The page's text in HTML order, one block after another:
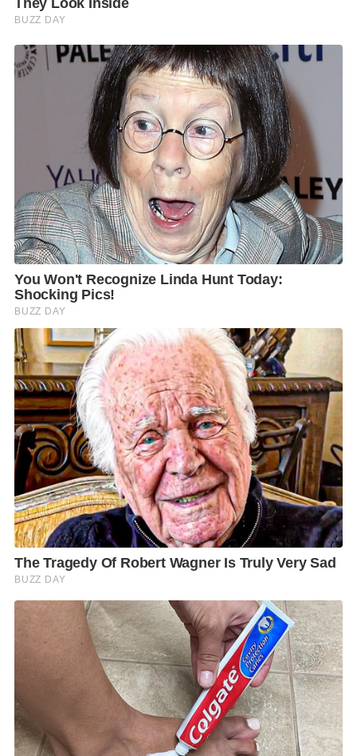
พัฒนาเครื่องมือคำนวณค่าการลดก๊าซเรือนกระจกบน
ใช้งานง่าย สามารถดาวน์โหลดข้อมูลย้อนหลังมาจัดทำ
เป็นรายงานต่างๆ ได้อย่างง่าย นอกจากนี้ ยังนำเสนอ
ความรู้เกี่ยวกับหลักการ6 Caresและเทคนิคการลดโลก
ร้อนในรูปแบบบทความ อินโฟกราฟิก และคลิปวิดีโอ อีก
ตลาดหลักทรัพย์ฯ ให้ความสำคัญอย่างยิ่งในเรื่องการ
พัฒนาอย่างยั่งยืน บนหลักการTriple Bottom Line
(People-Planet-Profit)โดยเฉพาะอย่างยิ่งในด้านสิ่ง
แวดล้อม โดยขับเคลื่อนการทำงานผ่านSET Social
Impact Platformทั้งนี้ เป็นทั้งการขับเคลื่อนร่วมกับธุรกิจ
เพื่อสังคม ( social enterprise)
หลากมิติ หลายประเด็น และการริเริ่มโครงการร่วมกับ
พันธมิตรอื่นๆ ในเรื่องสิ่งแวดล้อม (Climate Action)
ภาย
ใต้แนวคิดหลัก “ร่วมดูแล (Care)ร่วมสร้างความ
เปลี่ยนแปลง (Change)”
ทั้งนี้ เครื่องมือ Digital Eco Calculator Kitนี้ จะช่วย
ขยายโครงการให้เกิดความมีส่วนร่วมในการลดโลกร้อน
หรือเปลี่ยนพฤติกรรมเพื่อลดก๊าซเรือนกระจก ให้แพร่
หลายมากขึ้น ตลาดหลักทรัพย์ฯ มุ่งหวังให้“วิถี”หรือการ
มีไลฟ์สไตล์ที่ใส่ใจในเรื่องดังกล่าว เป็นค่านิยมของสังคม
ไทย โดยในปี2563 จะมีการขยายผลการใช้เครื่องมือนี้ไป
ยังชุมชน ที่มีการจัดการท่องเที่ยวแบบคาร์บอนต่ำ (Low
Carbon Tourism)
ต่างๆ”นางสาวนพเก้ากล่าวเพิ่มเติม
องค์กรที่สนใจเข้าร่วมโครงการCare the Bearสามารถดู
ข้อมูลได้ที่
www.setsocialimpact.comหรือFacebook:
SET Social Impactหรือสอบถามเพิ่มเติมSET Contact
Center 0-2009-9999